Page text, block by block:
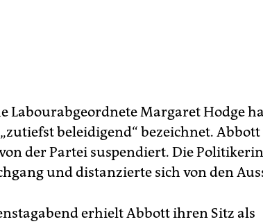
Labourabgeordnete Margaret Hodge
beleidigend“ bezeichnet.
der Partei suspendiert. Die
und distanzierte sich von den
erhielt Abbott ihren Sitz als